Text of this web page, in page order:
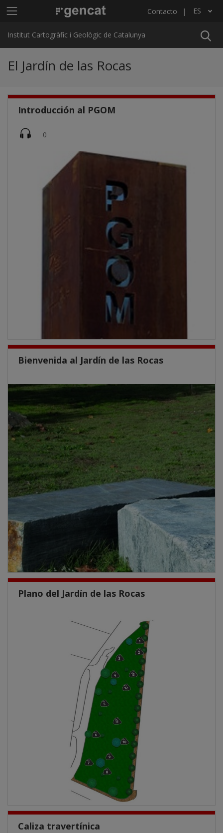
Menú principal ICGC Contacto ES
Lista adicional de acciones
Institut Cartogràfic i Geològic de Catalunya
El Jardín de las Rocas
Introducción al PGOM
Imatge 0
Bienvenida al Jardín de las Rocas
Plano del Jardín de las Rocas
Caliza travertínica